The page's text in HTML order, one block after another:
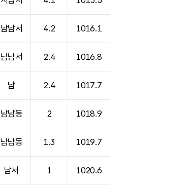
남남서 4.2 1016.1
남남서 2.4 1016.8
남 2.4 1017.7
남남동 2 1018.9
남남동 1.3 1019.7
남서 1 1020.6